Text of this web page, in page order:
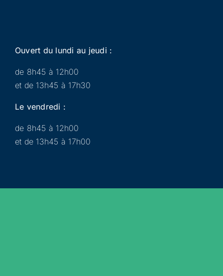
Ouvert du lundi au jeudi :
de 8h45 à 12h00
et de 13h45 à 17h30
Le vendredi :
de 8h45 à 12h00
et de 13h45 à 17h00